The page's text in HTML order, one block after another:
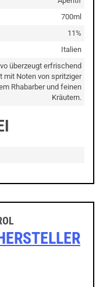
700ml
11%
Italien
überzeugt erfrischend
mit Noten von spritziger
Rhabarber und feinen
Kräutern.